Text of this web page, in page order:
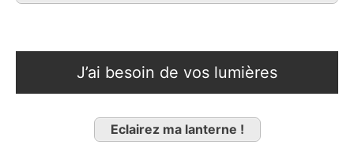
J’ai besoin de vos lumières
Eclairez ma lanterne !